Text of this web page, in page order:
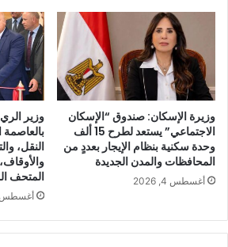
وزيرة الإسكان: صندوق “الإسكان
الاجتماعي” يستعد لطرح 15 ألف
وحدة سكنية بنظام الإيجار بعددٍ من
المحافظات والمدن الجديدة
أغسطس 4, 2026
وزير
بالعاصمة
النقل،
المتحف
أغسطس 4, 2026